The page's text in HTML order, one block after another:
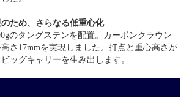
ため、さらなる低重心化
のタングステンを配置。カーボンクラウン
さ17mmを実現しました。打点と重心高さが
ッグキャリーを生み出します。